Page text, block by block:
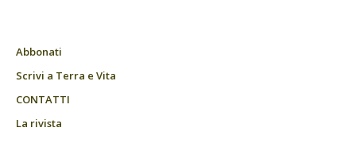
Abbonati
Scrivi a Terra e Vita
CONTATTI
La rivista